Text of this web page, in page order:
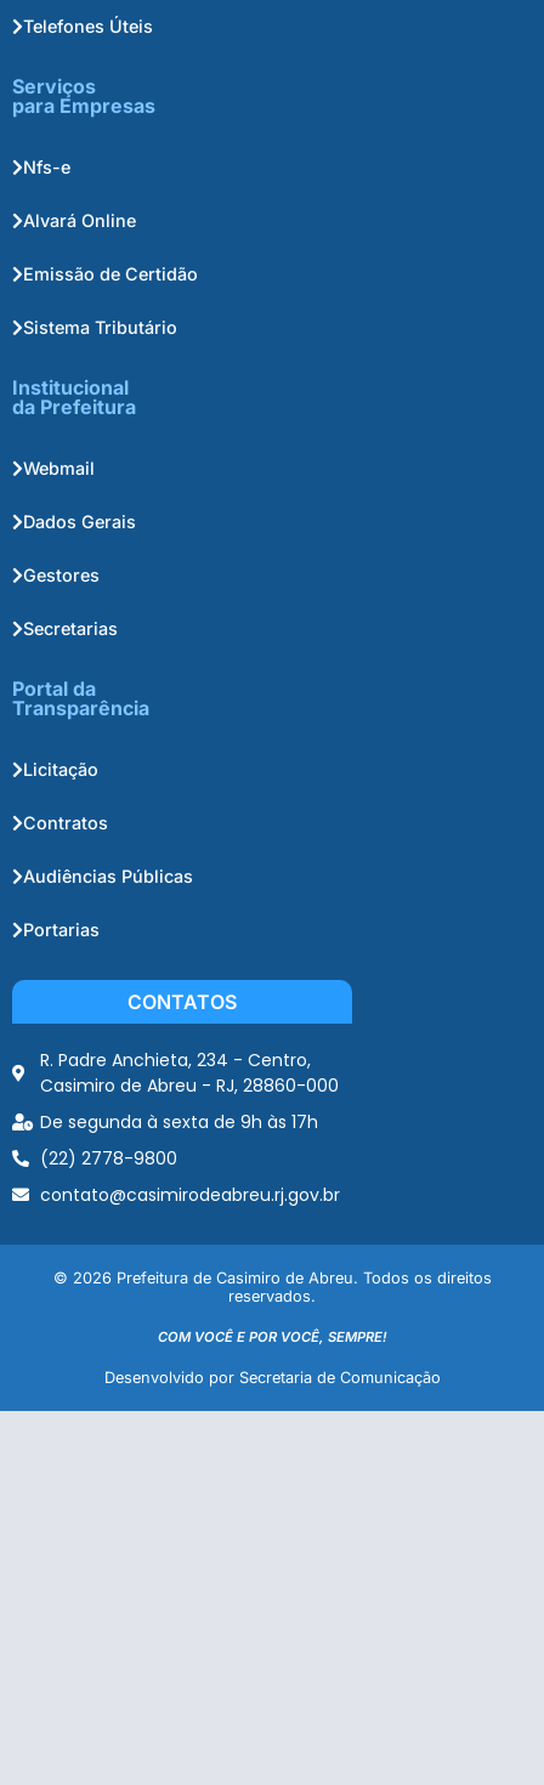
Telefones Úteis
Serviços
para Empresas
Nfs-e
Alvará Online
Emissão de Certidão
Sistema Tributário
Institucional
da Prefeitura
Webmail
Dados Gerais
Gestores
Secretarias
Portal da
Transparência
Licitação
Contratos
Audiências Públicas
Portarias
CONTATOS
R. Padre Anchieta, 234 - Centro,
Casimiro de Abreu - RJ, 28860-000
De segunda à sexta de 9h às 17h
(22) 2778-9800
contato@casimirodeabreu.rj.gov.br
© 2026 Prefeitura de Casimiro de Abreu. Todos os direitos
reservados.
COM VOCÊ E POR VOCÊ, SEMPRE!
Desenvolvido por Secretaria de Comunicação